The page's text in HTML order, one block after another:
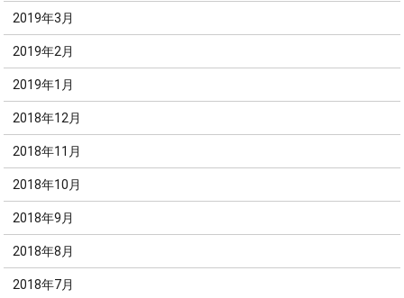
2019年3月
2019年2月
2019年1月
2018年12月
2018年11月
2018年10月
2018年9月
2018年8月
2018年7月